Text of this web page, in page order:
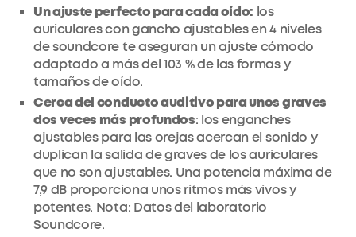
Un ajuste perfecto para cada oído: los
auriculares con gancho ajustables en 4 niveles
de soundcore te aseguran un ajuste cómodo
adaptado a más del 103 % de las formas y
tamaños de oído.
Cerca del conducto auditivo para unos graves
dos veces más profundos: los enganches
ajustables para las orejas acercan el sonido y
duplican la salida de graves de los auriculares
que no son ajustables. Una potencia máxima de
7,9 dB proporciona unos ritmos más vivos y
potentes. Nota: Datos del laboratorio
Soundcore.